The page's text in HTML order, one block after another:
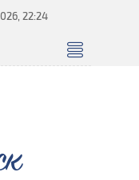
22:24